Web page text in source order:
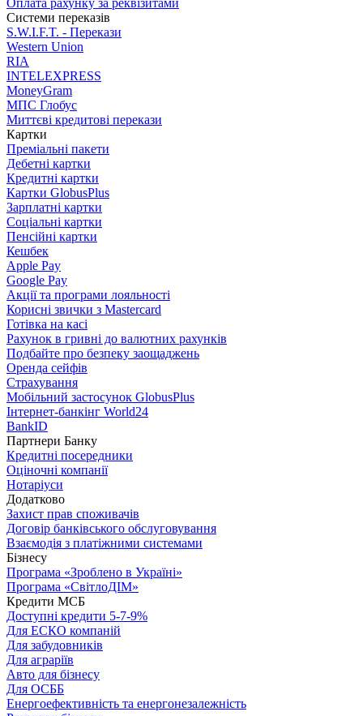
Оплата рахунку за реквізитами
Системи переказів
S.W.I.F.T. - Перекази
Western Union
RIA
INTELEXPRESS
MoneyGram
МПС Глобус
Миттєві кредитові перекази
Картки
Преміальні пакети
Дебетні картки
Кредитні картки
Картки GlobusPlus
Зарплатні картки
Соціальні картки
Пенсійні картки
Кешбек
Apple Pay
Google Pay
Акції та програми лояльності
Корисні звички з Mastercard
Готівка на касі
Рахунок в гривні до валютних рахунків
Подбайте про безпеку заощаджень
Оренда сейфів
Страхування
Мобільний застосунок GlobusPlus
Інтернет-банкінг World24
BankID
Партнери Банку
Кредитні посередники
Оціночні компанії
Нотаріуси
Додатково
Захист прав споживачів
Договір банківського обслуговування
Взаємодія з платіжними системами
Бізнесу
Програма «Зроблено в Україні»
Програма «СвітлоДІМ»
Кредити МСБ
Доступні кредити 5-7-9%
Для ЕСКО компаній
Для забудовників
Для аграріїв
Авто для бізнесу
Для ОСББ
Енергоефективність та енергонезалежність